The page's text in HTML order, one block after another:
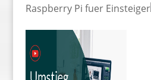
Raspberry Pi fuer Einsteiger